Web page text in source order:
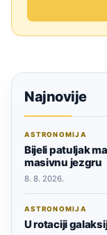
Najnovije
ASTRONOMIJA
Bijeli patuljak
masivnu jezgru
8. 8. 2026.
ASTRONOMIJA
U rotaciji